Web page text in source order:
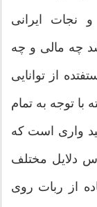
نجات ایرانی
چه مالی و چه
از توانایی
با توجه به تمام
واری است که
دلایل مختلف
از ربات روی